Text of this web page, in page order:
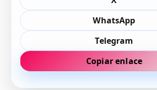
WhatsApp
Telegram
Copiar enlace